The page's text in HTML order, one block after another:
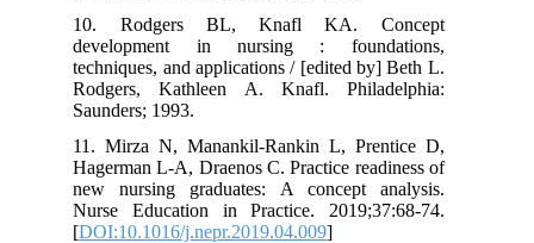
10. Rodgers BL, Knafl KA. Concept
development in nursing : foundations,
techniques, and applications / [edited by] Beth L.
Rodgers, Kathleen A. Knafl. Philadelphia:
Saunders; 1993.
11. Mirza N, Manankil-Rankin L, Prentice D,
Hagerman L-A, Draenos C. Practice readiness of
new nursing graduates: A concept analysis.
Nurse Education in Practice. 2019;37:68-74.
[DOI:10.1016/j.nepr.2019.04.009